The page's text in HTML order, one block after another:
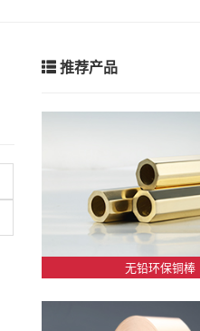
推荐产品
无铅环保铜棒